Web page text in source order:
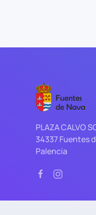
PLAZA CALVO
34337 Fuentes
Palencia